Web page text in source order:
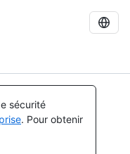
sécurité
. Pour obtenir